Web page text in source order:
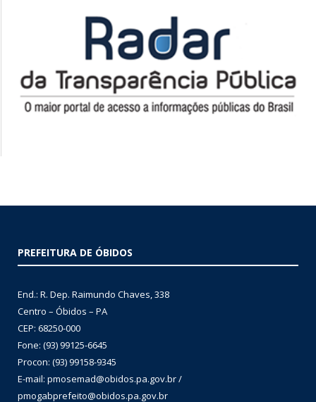
PREFEITURA DE ÓBIDOS
End.: R. Dep. Raimundo Chaves, 338
Centro – Óbidos – PA
CEP: 68250-000
Fone: (93) 99125-6645
Procon: (93) 99158-9345
E-mail: pmosemad@obidos.pa.gov.br /
pmogabprefeito@obidos.pa.gov.br